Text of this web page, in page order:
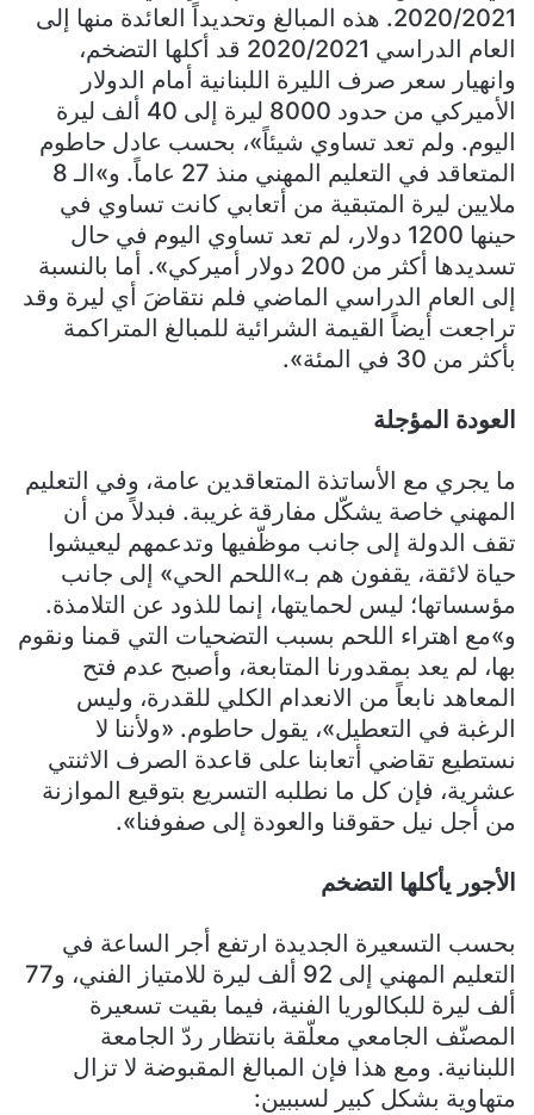
2020/2021. هذه المبالغ وتحديداً العائدة منها إلى
العام الدراسي 2020/2021 قد أكلها التضخم،
وانهيار سعر صرف الليرة اللبنانية أمام الدولار
الأميركي من حدود 8000 ليرة إلى 40 ألف ليرة
اليوم. ولم تعد تساوي شيئاً»، بحسب عادل حاطوم
المتعاقد في التعليم المهني منذ 27 عاماً. و»الـ 8
ملايين ليرة المتبقية من أتعابي كانت تساوي في
حينها 1200 دولار، لم تعد تساوي اليوم في حال
تسديدها أكثر من 200 دولار أميركي». أما بالنسبة
إلى العام الدراسي الماضي فلم نتقاضَ أي ليرة وقد
تراجعت أيضاً القيمة الشرائية للمبالغ المتراكمة
بأكثر من 30 في المئة».
العودة المؤجلة
ما يجري مع الأساتذة المتعاقدين عامة، وفي التعليم
المهني خاصة يشكّل مفارقة غريبة. فبدلاً من أن
تقف الدولة إلى جانب موظّفيها وتدعمهم ليعيشوا
حياة لائقة، يقفون هم بـ»اللحم الحي» إلى جانب
مؤسساتها؛ ليس لحمايتها، إنما للذود عن التلامذة.
و»مع اهتراء اللحم بسبب التضحيات التي قمنا ونقوم
بها، لم يعد بمقدورنا المتابعة، وأصبح عدم فتح
المعاهد نابعاً من الانعدام الكلي للقدرة، وليس
الرغبة في التعطيل»، يقول حاطوم. «ولأننا لا
نستطيع تقاضي أتعابنا على قاعدة الصرف الاثنتي
عشرية، فإن كل ما نطلبه التسريع بتوقيع الموازنة
من أجل نيل حقوقنا والعودة إلى صفوفنا».
الأجور يأكلها التضخم
بحسب التسعيرة الجديدة ارتفع أجر الساعة في
التعليم المهني إلى 92 ألف ليرة للامتياز الفني، و77
ألف ليرة للبكالوريا الفنية، فيما بقيت تسعيرة
المصنّف الجامعي معلّقة بانتظار ردّ الجامعة
اللبنانية. ومع هذا فإن المبالغ المقبوضة لا تزال
متهاوية بشكل كبير لسببين: